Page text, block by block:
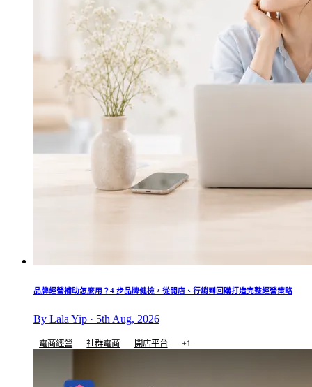
品牌經營補助怎麼用？4 步品牌健檢，從開店、行銷到回購打造完整經營策略
By Lala Yip · 5th Aug, 2026
電商經營 社群電商 開店平台 +1